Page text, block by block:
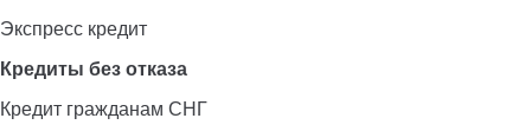
Экспресс кредит
Кредиты без отказа
Кредит гражданам СНГ